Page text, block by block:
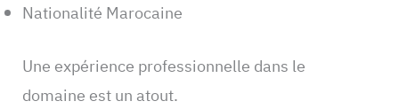
Nationalité Marocaine
Une expérience professionnelle dans le
domaine est un atout.